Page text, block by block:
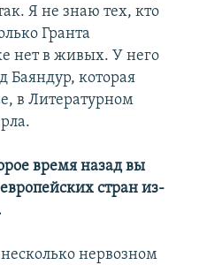
Я не знаю тех, кто
Гранта
нет в живых. У него
Баяндур, которая
в Литературном
время назад вы
стран из-
нервозном